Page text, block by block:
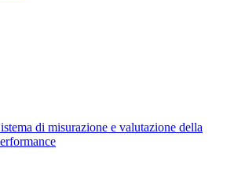
di misurazione e valutazione della